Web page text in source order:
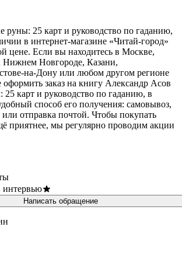
руны: 25 карт и руководство по гаданию,
в интернет-магазине «Читай-город»
цене. Если вы находитесь в Москве,
Нижнем Новгороде, Казани,
на-Дону или любом другом регионе
заказ на книгу Александр Асов
25 карт и руководство по гаданию, в
способ его получения: самовывоз,
или отправка почтой. Чтобы покупать
приятнее, мы регулярно проводим акции
интервью
Написать обращение